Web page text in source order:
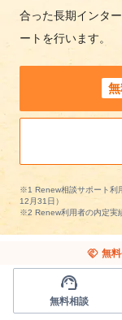
合った長期インタ
ートを行います。
※1 Renew相談サポート利
12月31日）
※2 Renew利用者の内定実
handshake 無
support_agent
無料相談